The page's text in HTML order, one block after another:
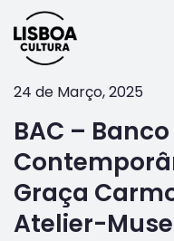
24 de Março, 2025
BAC –
Graça
Atelier-